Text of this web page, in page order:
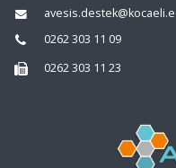
0262 303 11 09
0262 303 11 23